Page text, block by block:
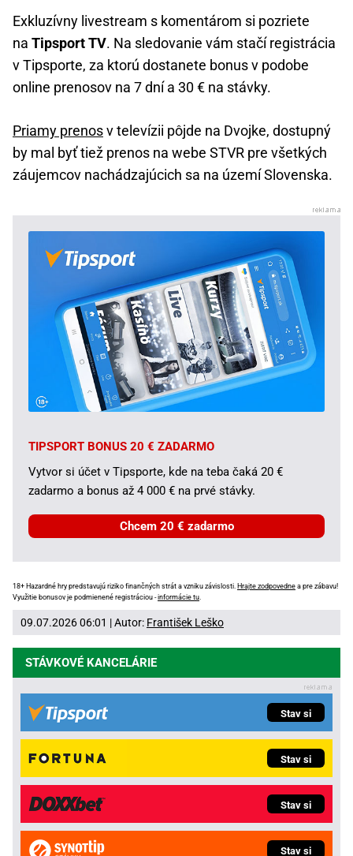
Exkluzívny livestream s komentárom si pozriete
na Tipsport TV. Na sledovanie vám stačí registrácia
v Tipsporte, za ktorú dostanete bonus v podobe
online prenosov na 7 dní a 30 € na stávky.
Priamy prenosv televízii pôjde na Dvojke, dostupný
by mal byť tiež prenos na webe STVR pre všetkých
záujemcov nachádzajúcich sa na území Slovenska.
TIPSPORT BONUS 20 € ZADARMO
Vytvor si účet v Tipsporte, kde na teba čaká 20 €
zadarmo a bonus až 4 000 € na prvé stávky.
Chcem 20 € zadarmo
18+ Hazardné hry predstavujú riziko finančných strát a vzniku závislosti. Hrajte zodpovedne a pre zábavu!
Využitie bonusov je podmienené registráciou -informácie tu
09.07.2026 06:01 | Autor: František Leško
STÁVKOVÉ KANCELÁRIE
Stav si
Stav si
Stav si
Stav si